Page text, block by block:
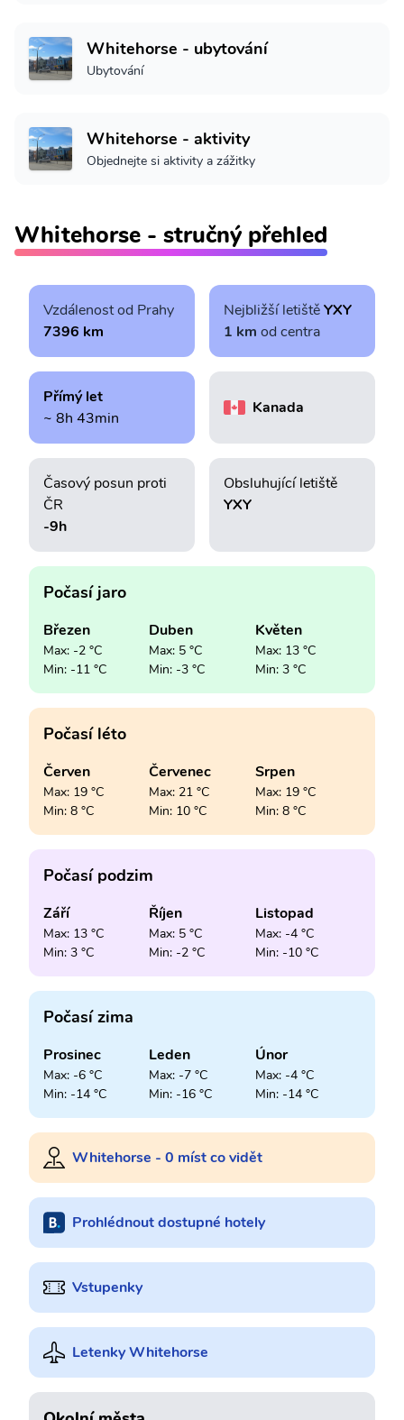
Whitehorse - ubytování
Ubytování
Whitehorse - aktivity
Objednejte si aktivity a zážitky
Whitehorse - stručný přehled
Vzdálenost od Prahy
7396 km
Nejbližší letištěYXY
1 km od centra
Přímý let
~ 8h 43min
Kanada
Časový posun proti
ČR
-9h
Obsluhující letiště
YXY
Počasí jaro
Březen
Max: -2 °C
Min: -11 °C
Duben
Max: 5 °C
Min: -3 °C
Květen
Max: 13 °C
Min: 3 °C
Počasí léto
Červen
Max: 19 °C
Min: 8 °C
Červenec
Max: 21 °C
Min: 10 °C
Srpen
Max: 19 °C
Min: 8 °C
Počasí podzim
Září
Max: 13 °C
Min: 3 °C
Říjen
Max: 5 °C
Min: -2 °C
Listopad
Max: -4 °C
Min: -10 °C
Počasí zima
Prosinec
Max: -6 °C
Min: -14 °C
Leden
Max: -7 °C
Min: -16 °C
Únor
Max: -4 °C
Min: -14 °C
Whitehorse - 0 míst co vidět
Prohlédnout dostupné hotely
Vstupenky
Letenky Whitehorse